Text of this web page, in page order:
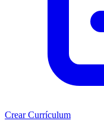
Crear Currículum